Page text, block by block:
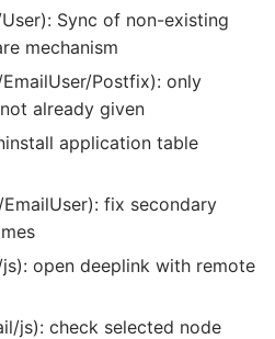
Sync of non-existing
mechanism
Postfix): only
already given
application table
fix secondary
open deeplink with remote
js): check selected node